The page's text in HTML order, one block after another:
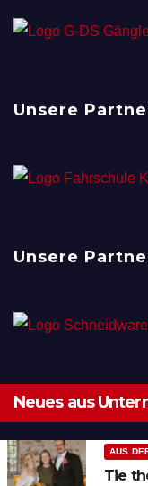
Unsere
Unsere
Neues aus
AUS
Tie